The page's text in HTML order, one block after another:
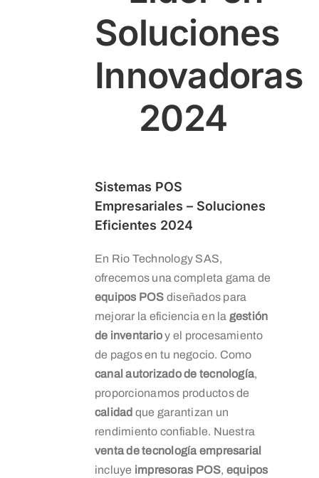
Soluciones
Innovadoras
2024
Sistemas POS
Empresariales – Soluciones
Eficientes 2024
En Rio Technology SAS,
ofrecemos una completa gama de
equipos POS diseñados para
mejorar la eficiencia en la gestión
de inventarioy el procesamiento
de pagos en tu negocio. Como
canal autorizado de tecnología,
proporcionamos productos de
calidad que garantizan un
rendimiento confiable. Nuestra
venta de tecnología empresarial
incluye impresoras POS, equipos